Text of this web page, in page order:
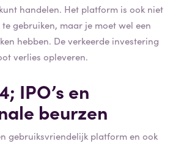
handelen. Het platform is ook niet
gebruiken, maar je moet wel een
hebben. De verkeerde investering
verlies opleveren.
IPO’s en
beurzen
gebruiksvriendelijk platform en ook